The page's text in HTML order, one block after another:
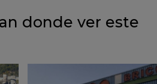
donde ver este